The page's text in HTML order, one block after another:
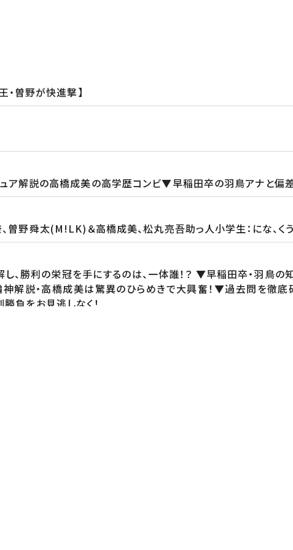
曽野が快進撃】
ア解説の高橋成美の高学歴コンビ▼早稲田卒の羽鳥アナと
野舜太(M!LK)＆高橋成美、松丸亮吾助っ人小学生：にな、くう
勝利の栄冠を手にするのは、一体誰！？ ▼早稲田卒・羽鳥の
解説・高橋成美は驚異のひらめきで大興奮！▼過去問を徹
負をお見逃しなく！